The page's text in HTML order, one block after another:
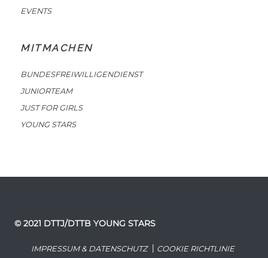
EVENTS
MITMACHEN
BUNDESFREIWILLIGENDIENST
JUNIORTEAM
JUST FOR GIRLS
YOUNG STARS
© 2021 DTTJ/DTTB YOUNG STARS
IMPRESSUM & DATENSCHUTZ| COOKIE RICHTLINIE